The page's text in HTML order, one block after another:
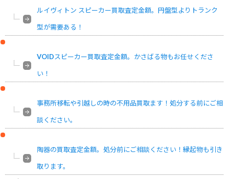
ルイヴィトン スピーカー買取査定金額。円盤型よりトランク
型が需要ある！
VOIDスピーカー買取査定金額。かさばる物もお任せくださ
い！
事務所移転や引越しの時の不用品買取ます！処分する前にご相
談ください。
陶器の買取査定金額。処分前にご相談ください！縁起物も引き
取ります。